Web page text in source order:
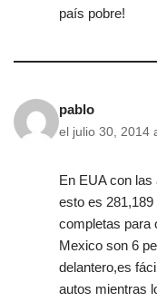
país pobre!
pablo
el julio 30, 2014
En EUA con
esto es
completas para
Mexico son 6
delantero,es
autos mientras